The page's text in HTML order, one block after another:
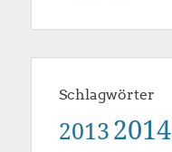
Schlagwörter
2013 2014